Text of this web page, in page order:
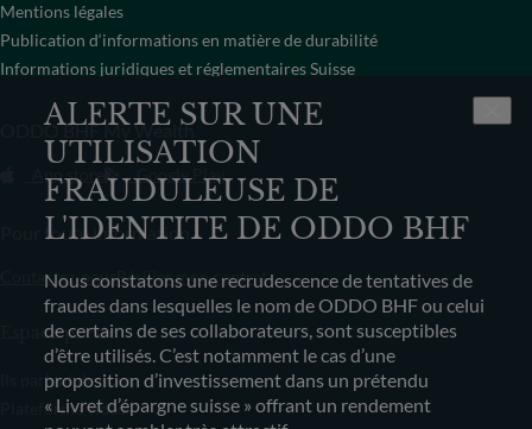
ALERTE SUR UNE
UTILISATION
FRAUDULEUSE DE
L'IDENTITE DE ODDO BHF
Nous constatons une recrudescence de tentatives de
fraudes dans lesquelles le nom de ODDO BHF ou celui
de certains de ses collaborateurs, sont susceptibles
d’être utilisés. C’est notamment le cas d’une
proposition d’investissement dans un prétendu
« Livret d’épargne suisse » offrant un rendement
Mentions légales
Publication d‘informations en matière de durabilité
Informations juridiques et réglementaires Suisse
ODDO BHF My Wealth
App store Google Play
Pour toute information
Contactez-nousRésilier mon contrat
Espace presse
Ils parlent de nous
Plateforme vidéo